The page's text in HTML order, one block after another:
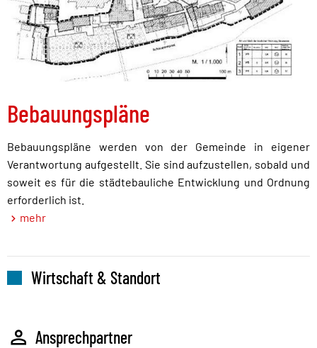
Bebauungspläne
Bebauungspläne werden von der Gemeinde in eigener
Verantwortung aufgestellt. Sie sind aufzustellen, sobald und
soweit es für die städtebauliche Entwicklung und Ordnung
erforderlich ist.
mehr
Wirtschaft & Standort
Ansprechpartner